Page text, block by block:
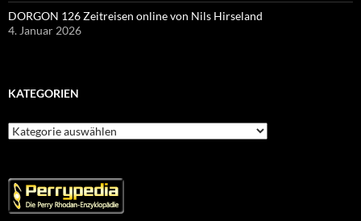
DORGON 126 Zeitreisen online von Nils Hirseland
4. Januar 2026
KATEGORIEN
Kategorien